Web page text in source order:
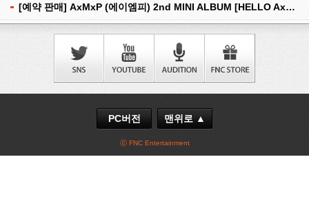
[예약 판매] AxMxP (에이엠피) 2nd MINI ALBUM [HELLO AxMxP] 예약 판매 안내
PC버전 맨위로 ▲
ⓒ FNC Entertainment